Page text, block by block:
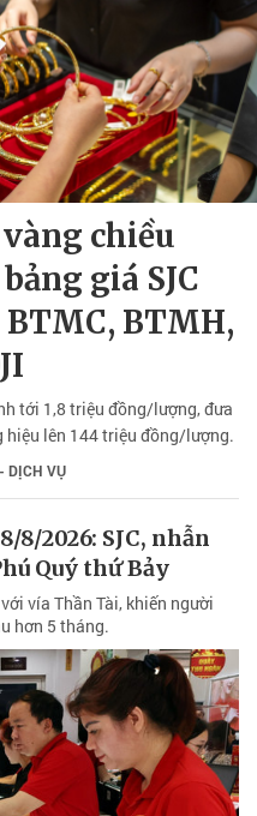
chiều
giá SJC
BTMH,
tới 1,8 triệu đồng/lượng, đưa
hiệu lên 144 triệu đồng/lượng.
DỊCH VỤ
8/2026: SJC, nhẫn
Quý thứ Bảy
vía Thần Tài, khiến người
hơn 5 tháng.